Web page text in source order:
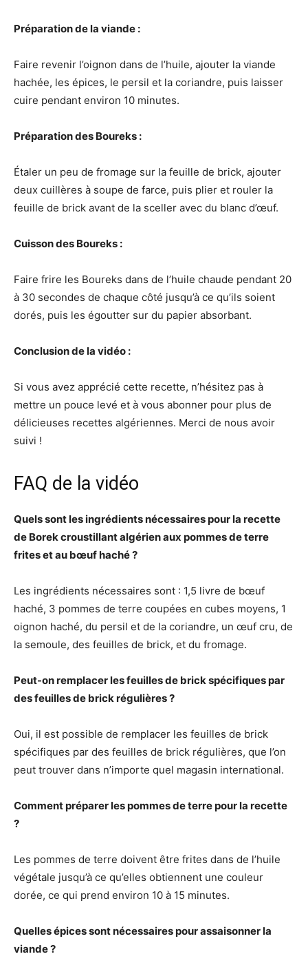
Préparation de la viande :
Faire revenir l’oignon dans de l’huile, ajouter la viande
hachée, les épices, le persil et la coriandre, puis laisser
cuire pendant environ 10 minutes.
Préparation des Boureks :
Étaler un peu de fromage sur la feuille de brick, ajouter
deux cuillères à soupe de farce, puis plier et rouler la
feuille de brick avant de la sceller avec du blanc d’œuf.
Cuisson des Boureks :
Faire frire les Boureks dans de l’huile chaude pendant 20
à 30 secondes de chaque côté jusqu’à ce qu’ils soient
dorés, puis les égoutter sur du papier absorbant.
Conclusion de la vidéo :
Si vous avez apprécié cette recette, n’hésitez pas à
mettre un pouce levé et à vous abonner pour plus de
délicieuses recettes algériennes. Merci de nous avoir
suivi !
FAQ de la vidéo
Quels sont les ingrédients nécessaires pour la recette
de Borek croustillant algérien aux pommes de terre
frites et au bœuf haché ?
Les ingrédients nécessaires sont : 1,5 livre de bœuf
haché, 3 pommes de terre coupées en cubes moyens, 1
oignon haché, du persil et de la coriandre, un œuf cru, de
la semoule, des feuilles de brick, et du fromage.
Peut-on remplacer les feuilles de brick spécifiques par
des feuilles de brick régulières ?
Oui, il est possible de remplacer les feuilles de brick
spécifiques par des feuilles de brick régulières, que l’on
peut trouver dans n’importe quel magasin international.
Comment préparer les pommes de terre pour la recette
?
Les pommes de terre doivent être frites dans de l’huile
végétale jusqu’à ce qu’elles obtiennent une couleur
dorée, ce qui prend environ 10 à 15 minutes.
Quelles épices sont nécessaires pour assaisonner la
viande ?